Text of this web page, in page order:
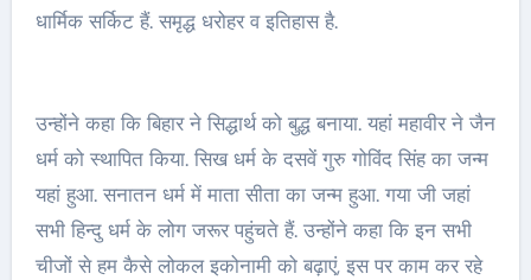
धार्मिक सर्किट हैं. समृद्ध धरोहर व इतिहास है.
उन्होंने कहा कि बिहार ने सिद्धार्थ को बुद्ध बनाया. यहां महावीर ने जैन
धर्म को स्थापित किया. सिख धर्म के दसवें गुरु गोविंद सिंह का जन्म
यहां हुआ. सनातन धर्म में माता सीता का जन्म हुआ. गया जी जहां
सभी हिन्दु धर्म के लोग जरूर पहुंचते हैं. उन्होंने कहा कि इन सभी
चीजों से हम कैसे लोकल इकोनामी को बढ़ाएं, इस पर काम कर रहे